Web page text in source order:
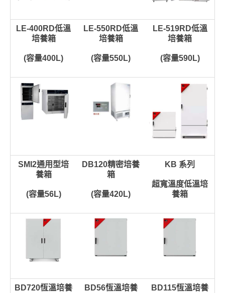
LE-400RD低溫
培養箱
(容量400L)
LE-550RD低溫
培養箱
(容量550L)
LE-519RD低溫
培養箱
(容量590L)
SMI2通用型培
養箱
(容量56L)
DB120精密培養
箱
(容量420L)
KB 系列
超寬溫度低溫培
養箱
BD720恆溫培養
BD56恆溫培養
BD115恆溫培養